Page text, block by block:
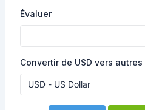
Évaluer
Convertir de USD vers autres